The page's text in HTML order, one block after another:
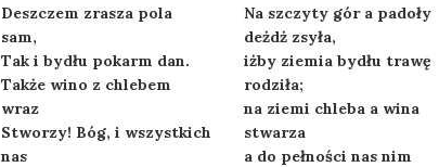
Deszczem zrasza pola
sam,
Tak i bydłu pokarm dan.
Także wino z chlebem
wraz
Stworzy! Bóg, i wszystkich
nas
Na szczyty gór a padoły
deżdż zsyła,
iżby ziemia bydłu trawę
rodziła;
na ziemi chleba a wina
stwarza
a do pełności nas nim